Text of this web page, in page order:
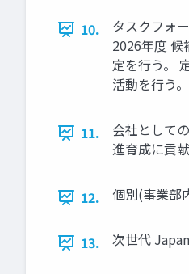
10.
タスクフォ
2026年度 候
定を行う。
活動を行う
11.
会社として
進育成に貢
12. 個別(事業部
13. 次世代